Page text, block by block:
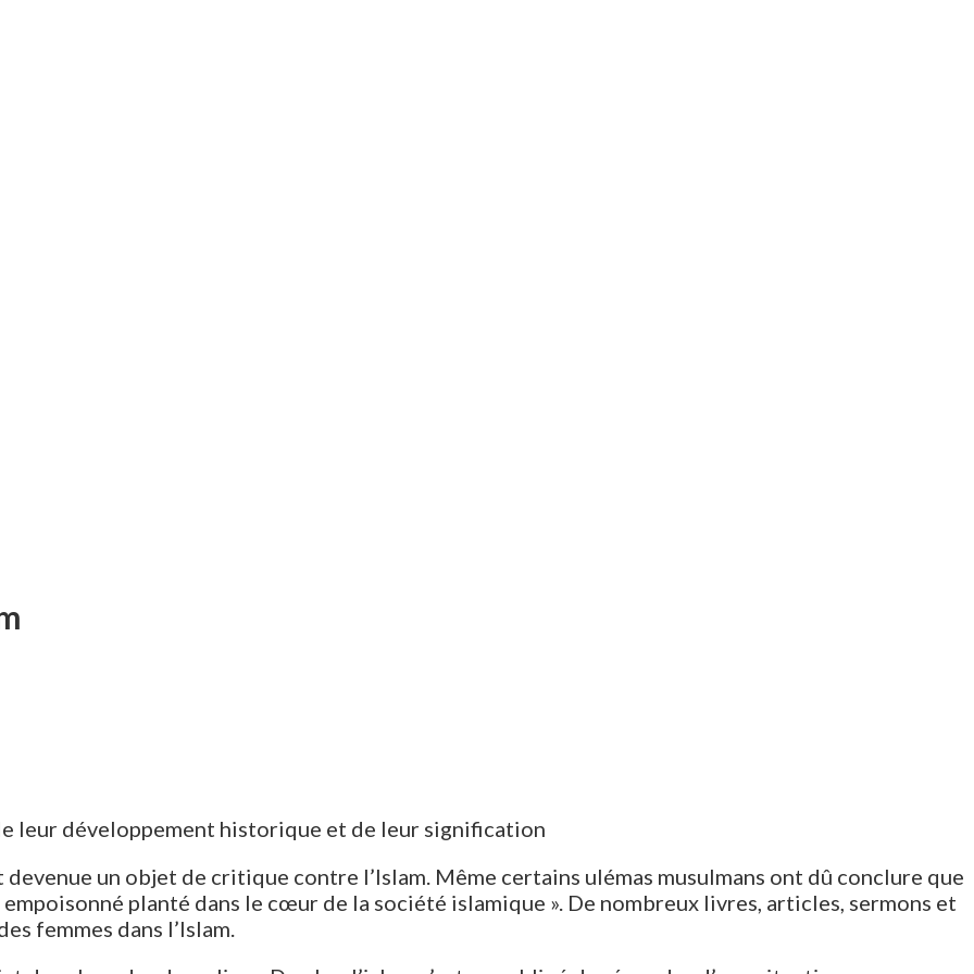
leur développement historique et de leur signification
un objet de critique contre l’Islam. Même certains ulémas musulmans ont dû conclure que
planté dans le cœur de la société islamique ». De nombreux livres, articles, sermons et
femmes dans l’Islam.